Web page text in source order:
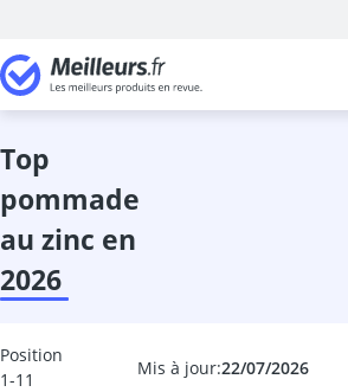
Meilleurs
top
pommade
au zinc en
2026
Mis à jour:22/07/2026
Position
1-11